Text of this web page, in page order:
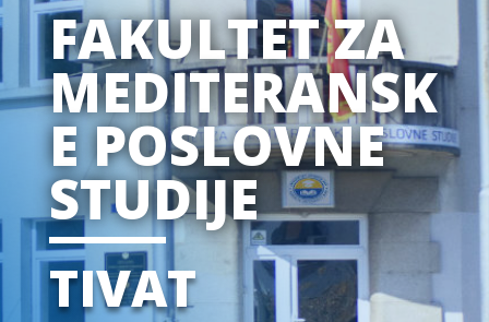
FAKULTET ZA
MEDITERANSK
E POSLOVNE
STUDIJE
TIVAT